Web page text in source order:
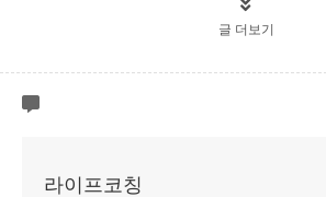
글 더보기
라이프코칭